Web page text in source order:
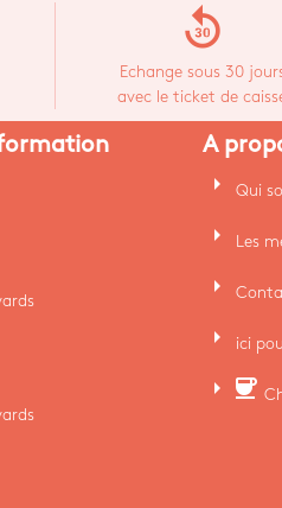
replay_30
Echange sous 30
avec le ticket de
A
arrow_right Qui
arrow_right Les
arrow_right
arrow_right ici
arrow_right coffee